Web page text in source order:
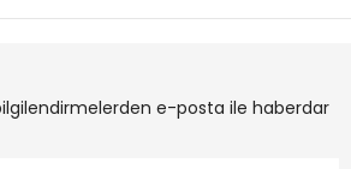
e-posta ile haberdar